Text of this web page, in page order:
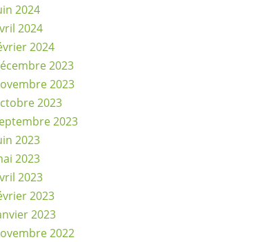
2024
2024
2024
2023
2023
2023
2023
2023
2023
2023
2023
2023
2022